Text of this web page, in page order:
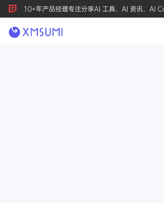
10+年产品经理专注分享AI 工具、AI 资讯、AI
产品创新，按 Ctrl+D 收藏我们